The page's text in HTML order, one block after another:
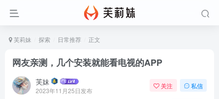
芙莉妹 探索 日常推荐 正文
网友亲测，几个安装就能看电视的APP
芙妹
2023年11月25日发布
关注 私信